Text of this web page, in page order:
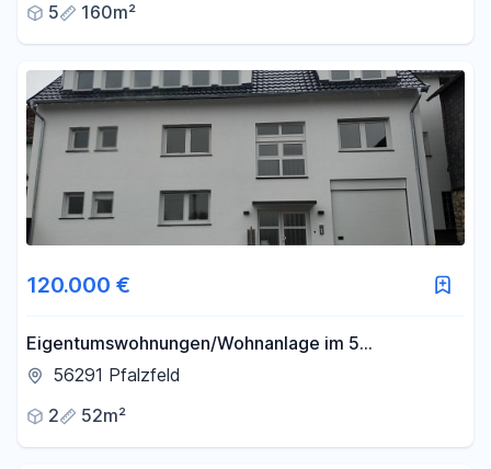
5
160m²
120.000 €
Eigentumswohnungen/Wohnanlage im 5
Familienhaus 52qm-106qm gehobene Ausstattung
56291 Pfalzfeld
2
52m²